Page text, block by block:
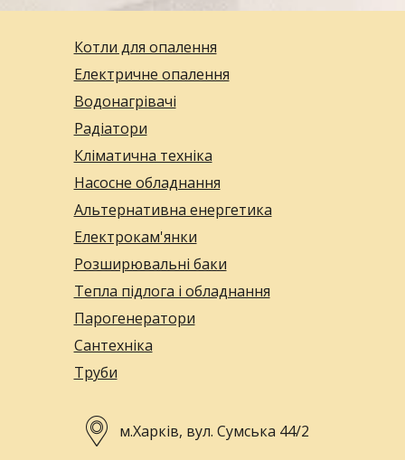
Котли для опалення
Електричне опалення
Водонагрівачі
Радіатори
Кліматична техніка
Насосне обладнання
Альтернативна енергетика
Електрокам'янки
Розширювальні баки
Тепла підлога і обладнання
Парогенератори
Сантехніка
Труби
м.Харків, вул. Сумська 44/2